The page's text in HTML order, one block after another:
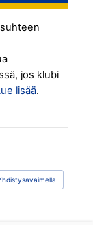
jos klubi
lisää.